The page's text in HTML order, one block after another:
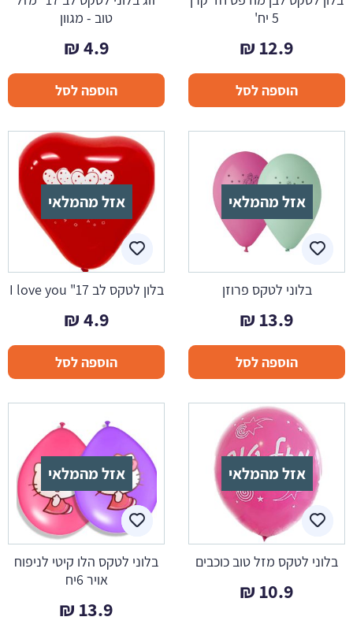
5 יח'
12.9
₪
הוספה לסל
טוב - מגוון
4.9
₪
הוספה לסל
אזל מהמלאי
בלוני לטקס פרוזן
13.9
₪
הוספה לסל
אזל מהמלאי
בלון לטקס לב 17" I love you
4.9
₪
הוספה לסל
אזל מהמלאי
בלוני לטקס מזל טוב כוכבים
10.9
₪
אזל מהמלאי
בלוני לטקס הלו קיטי לניפוח
אויר 6יח
13.9
₪